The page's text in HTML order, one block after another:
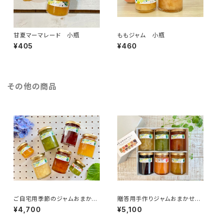
甘夏マーマレード 小瓶
¥405
ももジャム 小瓶
¥460
その他の商品
ご自宅用季節のジャムおまかせ
6本セット（箱なし）
¥4,700
贈答用手作りジャムおまかせセ
ット6本（化粧箱入り）
¥5,100